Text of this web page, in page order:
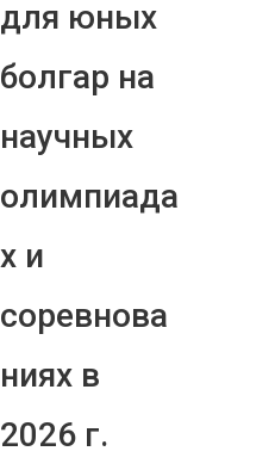
для юных
болгар на
научных
олимпиада
х и
соревнова
ниях в
2026 г.